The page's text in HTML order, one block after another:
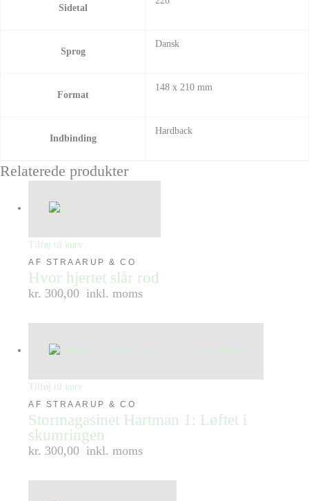
Sidetal
Sprog
Dansk
Format
148 x 210 mm
Indbinding
Hardback
Relaterede produkter
Tilføj til kurv
AF STRAARUP & CO
Hvor hjertet slår rod
kr. 300,00 inkl. moms
Tilføj til kurv
AF STRAARUP & CO
Stormagasinet Hartman 1: Løftet i
skumringen
kr. 300,00 inkl. moms